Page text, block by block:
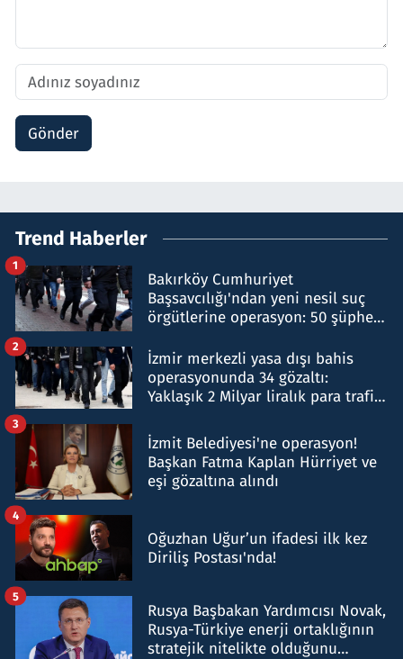
Gönder
Trend Haberler
Bakırköy Cumhuriyet
Başsavcılığı'ndan yeni nesil suç
örgütlerine operasyon: 50 şüpheli
1
İzmir merkezli yasa dışı bahis
operasyonunda 34 gözaltı:
Yaklaşık 2 Milyar liralık para trafiği
2
İzmit Belediyesi'ne operasyon!
Başkan Fatma Kaplan Hürriyet ve
eşi gözaltına alındı
3
Oğuzhan Uğur’un ifadesi ilk kez
Diriliş Postası'nda!
4
Rusya Başbakan Yardımcısı Novak,
Rusya-Türkiye enerji ortaklığının
stratejik nitelikte olduğunu
5